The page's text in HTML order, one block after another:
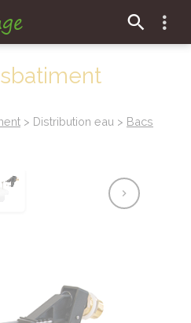
> Distribution eau > Bacs